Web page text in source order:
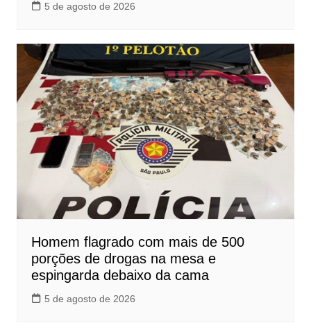
5 de agosto de 2026
Homem flagrado com mais de 500
porções de drogas na mesa e
espingarda debaixo da cama
5 de agosto de 2026